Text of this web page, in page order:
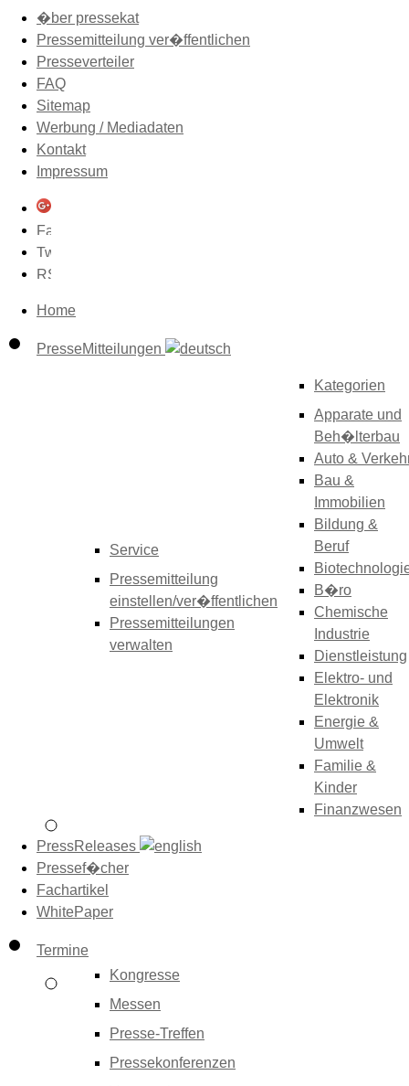
�ber pressekat
Pressemitteilung ver�ffentlichen
Presseverteiler
FAQ
Sitemap
Werbung / Mediadaten
Kontakt
Impressum
Home
PresseMitteilungen
Service
Pressemitteilung
einstellen/ver�ffentlichen
Pressemitteilungen
verwalten
Kategorien
Apparate und
Beh�lterbau
Auto &
Bau &
Immobilien
Bildung &
Beruf
B�ro
Chemische
Industrie
Dienstleistung
Elektro- und
Elektronik
Energie &
Umwelt
Familie &
Kinder
Finanzwesen
PressReleases
Pressef�cher
Fachartikel
WhitePaper
Termine
Kongresse
Messen
Presse-Treffen
Pressekonferenzen